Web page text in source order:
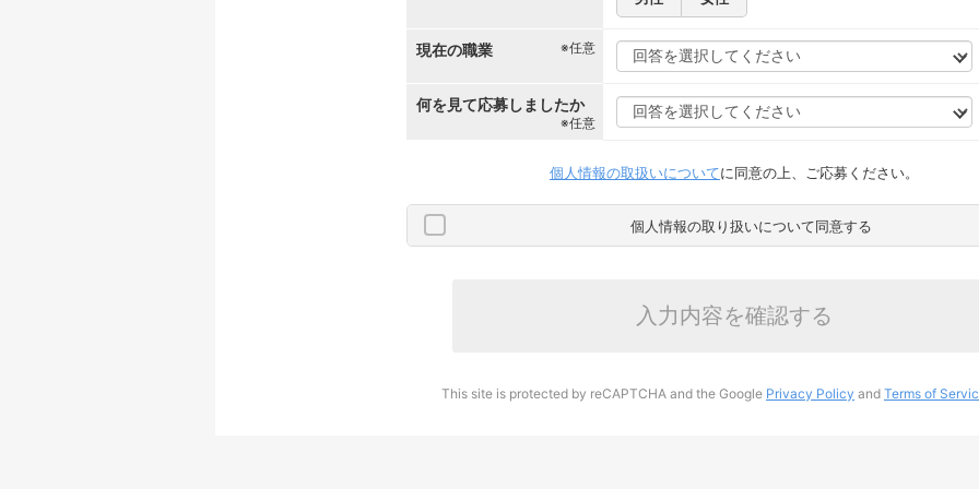
現在の職業 ※任意
何を見て応募しましたか
※任意
個人情報の取扱いについてに同意の上、ご応募ください。
個人情報の取り扱いについて同意する
入力内容を確認する
This site is protected by reCAPTCHA and the Google Privacy Policy and Terms of